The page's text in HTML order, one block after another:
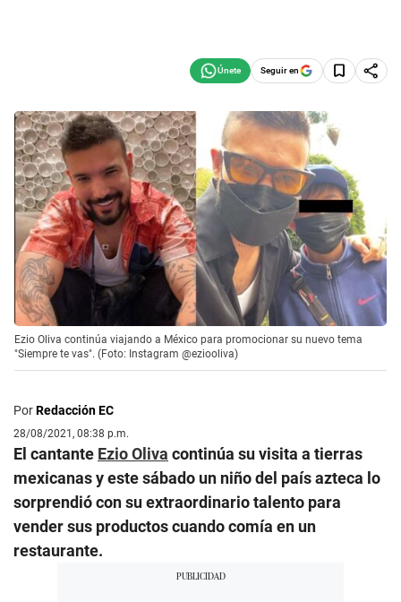
Seguir en
Ezio Oliva continúa viajando a México para promocionar su nuevo tema
"Siempre te vas". (Foto: Instagram @eziooliva)
PorRedacción EC
28/08/2021, 08:38 p.m.
El cantante Ezio Oliva continúa su visita a tierras
mexicanas y este sábado un niño del país azteca lo
sorprendió con su extraordinario talento para
vender sus productos cuando comía en un
restaurante.